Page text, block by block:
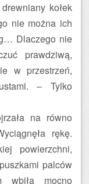
kołek
nie można ich
Dlaczego nie
prawdziwą,
w przestrzeń,
– Tylko
na równo
rękę.
powierzchni,
palców
wbiła mocno